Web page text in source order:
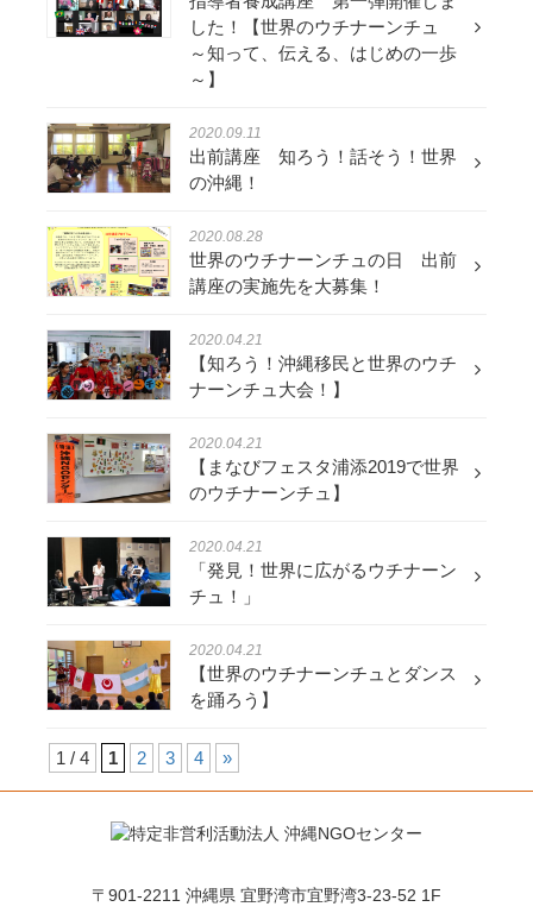
した！【世界のウチナーンチュ
～知って、伝える、はじめの一歩
～】
2020.09.11
出前講座 知ろう！話そう！世界
の沖縄！
2020.08.28
世界のウチナーンチュの日 出前
講座の実施先を大募集！
2020.04.21
【知ろう！沖縄移民と世界のウチ
ナーンチュ大会！】
2020.04.21
【まなびフェスタ浦添2019で世界
のウチナーンチュ】
2020.04.21
「発見！世界に広がるウチナーン
チュ！」
2020.04.21
【世界のウチナーンチュとダンス
を踊ろう】
1 / 4 1 2 3 4 »
〒901-2211 沖縄県 宜野湾市宜野湾3-23-52 1F